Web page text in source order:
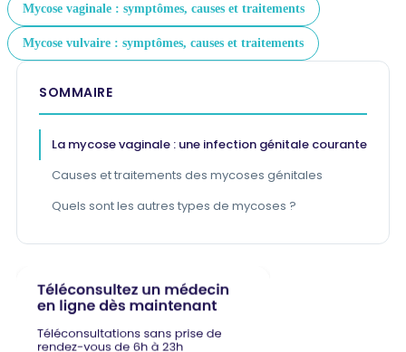
Mycose vaginale : symptômes, causes et traitements
Mycose vulvaire : symptômes, causes et traitements
SOMMAIRE
La mycose vaginale : une infection génitale courante
Causes et traitements des mycoses génitales
Quels sont les autres types de mycoses ?